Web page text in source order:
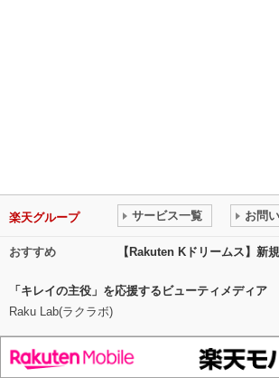
楽天グループ サービス一覧 お問
おすすめ 【Rakuten Kドリームス】新
「キレイの主役」を応援するビューティメディア
Raku Lab(ラクラボ)